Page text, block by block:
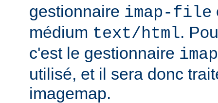
gestionnaire imap-file
médium text/html.
c'est le gestionnaire
utilisé, et il sera donc
imagemap.